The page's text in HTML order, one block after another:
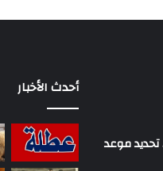
تحديد موعد
أحدث الأخبار